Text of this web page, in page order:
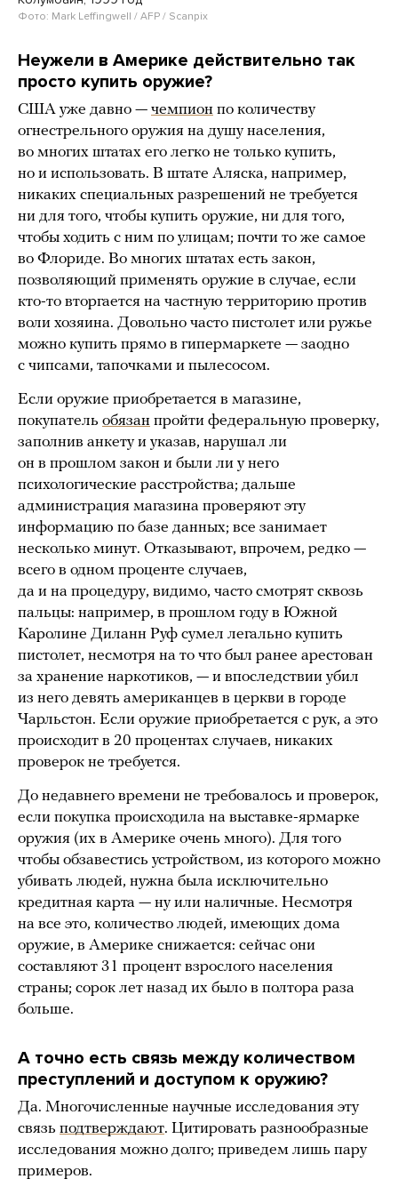
Фото: Mark Leffingwell / AFP / Scanpix
Неужели в Америке действительно так
просто купить оружие?
США уже давно — чемпион по количеству
огнестрельного оружия на душу населения,
во многих штатах его легко не только купить,
но и использовать. В штате Аляска, например,
никаких специальных разрешений не требуется
ни для того, чтобы купить оружие, ни для того,
чтобы ходить с ним по улицам; почти то же самое
во Флориде. Во многих штатах есть закон,
позволяющий применять оружие в случае, если
кто-то вторгается на частную территорию против
воли хозяина. Довольно часто пистолет или ружье
можно купить прямо в гипермаркете — заодно
с чипсами, тапочками и пылесосом.
Если оружие приобретается в магазине,
покупатель обязан пройти федеральную проверку,
заполнив анкету и указав, нарушал ли
он в прошлом закон и были ли у него
психологические расстройства; дальше
администрация магазина проверяют эту
информацию по базе данных; все занимает
несколько минут. Отказывают, впрочем, редко —
всего в одном проценте случаев,
да и на процедуру, видимо, часто смотрят сквозь
пальцы: например, в прошлом году в Южной
Каролине Диланн Руф сумел легально купить
пистолет, несмотря на то что был ранее арестован
за хранение наркотиков, — и впоследствии убил
из него девять американцев в церкви в городе
Чарльстон. Если оружие приобретается с рук, а это
происходит в 20 процентах случаев, никаких
проверок не требуется.
До недавнего времени не требовалось и проверок,
если покупка происходила на выставке-ярмарке
оружия (их в Америке очень много). Для того
чтобы обзавестись устройством, из которого можно
убивать людей, нужна была исключительно
кредитная карта — ну или наличные. Несмотря
на все это, количество людей, имеющих дома
оружие, в Америке снижается: сейчас они
составляют 31 процент взрослого населения
страны; сорок лет назад их было в полтора раза
больше.
А точно есть связь между количеством
преступлений и доступом к оружию?
Да. Многочисленные научные исследования эту
связь подтверждают. Цитировать разнообразные
исследования можно долго; приведем лишь пару
примеров.